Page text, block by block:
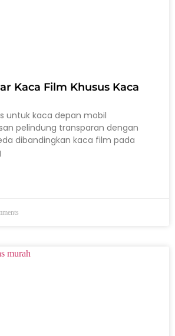
Kaca Film Khusus Kaca
untuk kaca depan mobil
pelindung transparan dengan
dibandingkan kaca film pada